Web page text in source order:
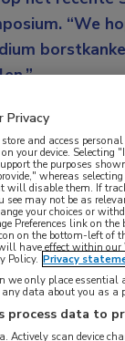
“We
Ze
ook iets
de kans van
daarnaar
was dat
behandelen”,
Privacy
and access
your device. Selecting
the purposes
whereas
will disable them. If
see may not be as
your choices or
Preferences link on the
on the bottom-left of
have effect within our
Policy. Privacy
we only place
any data about you as a
process data to
Actively scan device